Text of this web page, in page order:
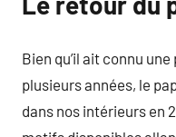
Bien qu’il ait connu
plusieurs années, le
dans nos intérieurs en